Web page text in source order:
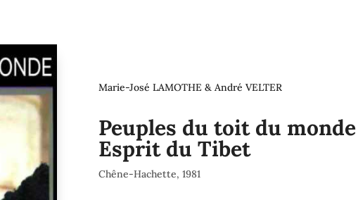
Marie-José LAMOTHE & André VELTER
Peuples du toit du monde
Esprit du Tibet
Chêne-Hachette, 1981